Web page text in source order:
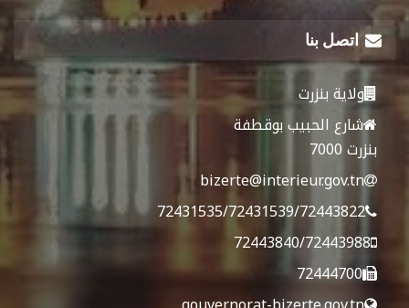
اتصل بنا
ولاية بنزرت
شارع الحبيب بوقطفة
بنزرت 7000
bizerte@interieur.gov.tn
72431535/72431539/72443822
72443840/72443988
72444700